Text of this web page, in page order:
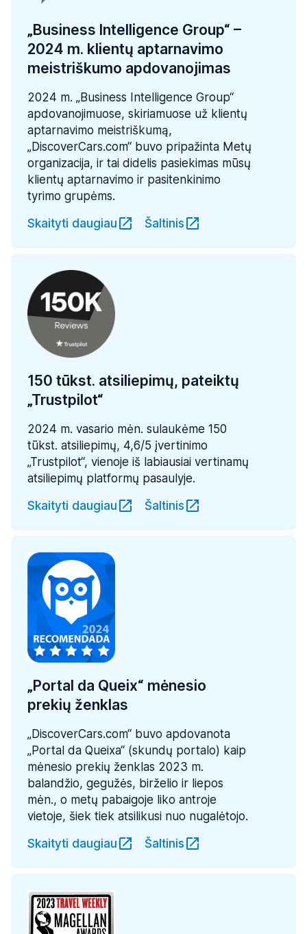
„Business Intelligence Group“ –
2024 m. klientų aptarnavimo
meistriškumo apdovanojimas
2024 m. „Business Intelligence Group“
apdovanojimuose, skiriamuose už klientų
aptarnavimo meistriškumą,
„DiscoverCars.com“ buvo pripažinta Metų
organizacija, ir tai didelis pasiekimas mūsų
klientų aptarnavimo ir pasitenkinimo
tyrimo grupėms.
Skaityti daugiau
Šaltinis
150 tūkst. atsiliepimų, pateiktų
„Trustpilot“
2024 m. vasario mėn. sulaukėme 150
tūkst. atsiliepimų, 4,6/5 įvertinimo
„Trustpilot“, vienoje iš labiausiai vertinamų
atsiliepimų platformų pasaulyje.
Skaityti daugiau
Šaltinis
„Portal da Queix“ mėnesio
prekių ženklas
„DiscoverCars.com“ buvo apdovanota
„Portal da Queixa“ (skundų portalo) kaip
mėnesio prekių ženklas 2023 m.
balandžio, gegužės, birželio ir liepos
mėn., o metų pabaigoje liko antroje
vietoje, šiek tiek atsilikusi nuo nugalėtojo.
Skaityti daugiau
Šaltinis